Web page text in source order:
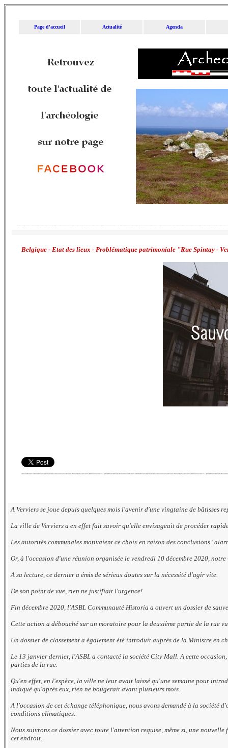
Page d'accueil Actualité Agenda
Belgique - Etat des lieux - Problématique patrimoniale "Rue Spintay -
A Verviers se joue depuis quelques mois l'avenir d'une vingtaine de bâtisses
La ville de Verviers a en effet fait savoir qu'elle envisageait de procéder
Les autorités communales motivaient ce choix en raison des conclusions
Or, à l'occasion d'une réunion organisée le vendredi 10 décembre 2020,
A sa lecture, ce dernier a émis de sérieux doutes sur la nécessité d'agir vite.
De son point de vue, rien ne justifiait l'urgence!
Fin décembre 2020, l'ASBL Communauté Historia a ouvert un dossier de
Cette action a débouché sur un moratoire pour la deuxième partie de la rue
Un dossier de classement a également été introduit auprès de la Ministre en
Le 13 janvier dernier, l'ASBL a contacté la société City Mall. A cette
parties de la rue.
Qu'en effet, en l'espèce, la ville ne leur avait laissé qu'une semaine pour
indiqué qu'après eux, rien ne bougerait avant plusieurs mois.
A l'occasion de cet échange téléphonique, nous avons demandé à la société
conditions climatiques.
Nous suivrons ce dossier avec toute l'attention requise, même si, une
cet endroit.